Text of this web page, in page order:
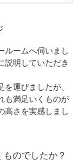
ルームへ伺いまし
説明していただき
運びましたが、
も満足いくものが
高さを実感しまし
のでしたか？